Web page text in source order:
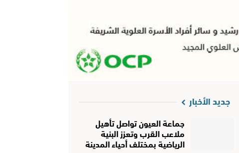
جديد الأخبار
جماعة العيون تواصل تأهيل
ملاعب القرب وتعزز البنية
الرياضية بمختلف أحياء المدينة